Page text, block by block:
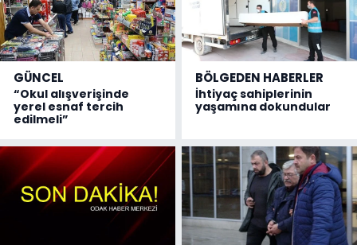
GÜNCEL
“Okul alışverişinde
yerel esnaf tercih
edilmeli”
BÖLGEDEN HABERLER
İhtiyaç sahiplerinin
yaşamına dokundular